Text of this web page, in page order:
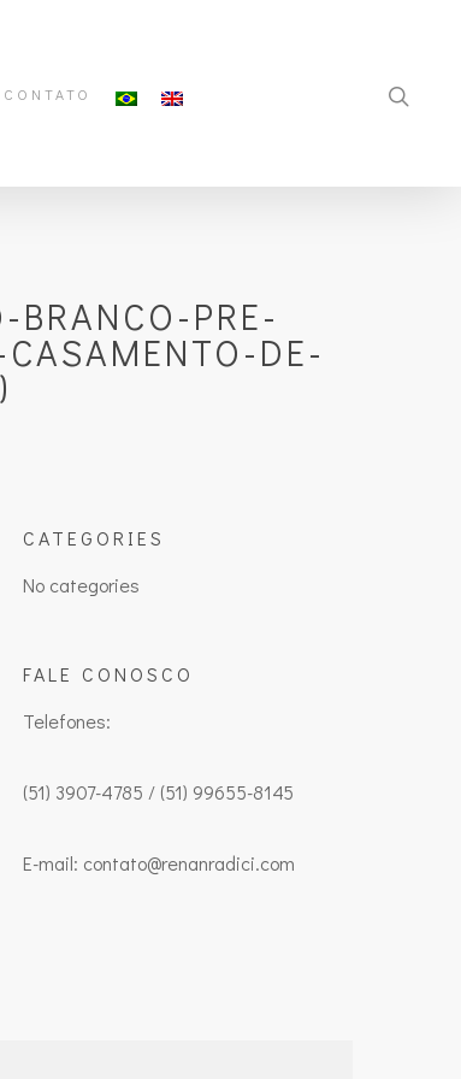
CONTATO
BRANCO-PRE-
DE-
CATEGORIES
No categories
FALE CONOSCO
Telefones:
(51) 3907-4785 / (51) 99655-8145
E-mail: contato@renanradici.com